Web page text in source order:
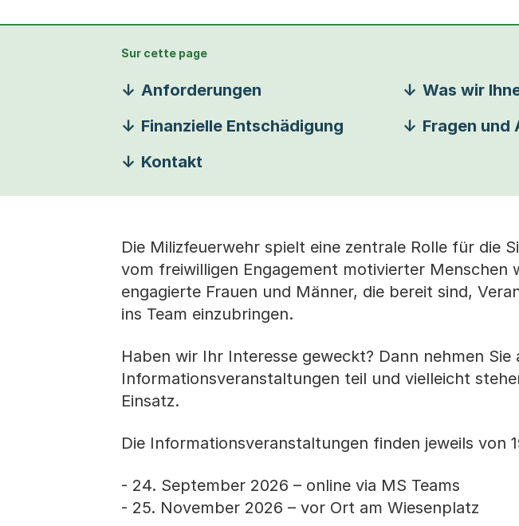
Sur cette page
Anforderungen Was wir
Finanzielle Entschädigung
Fragen und
Kontakt
Die Milizfeuerwehr spielt eine zentrale Rolle für die
vom freiwilligen Engagement motivierter Menschen
engagierte Frauen und Männer, die bereit sind,
ins Team einzubringen.
Haben wir Ihr Interesse geweckt? Dann nehmen Sie
Informationsveranstaltungen teil und vielleicht
Einsatz.
Die Informationsveranstaltungen finden jeweils von
- 24. September 2026 – online via MS Teams
- 25. November 2026 – vor Ort am Wiesenplatz